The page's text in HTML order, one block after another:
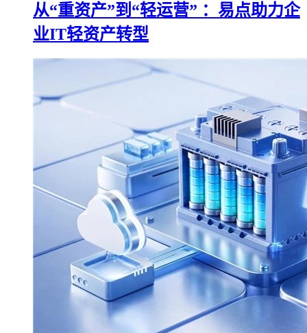
从“重资产”到“轻运营” ：易点助力企
业IT轻资产转型